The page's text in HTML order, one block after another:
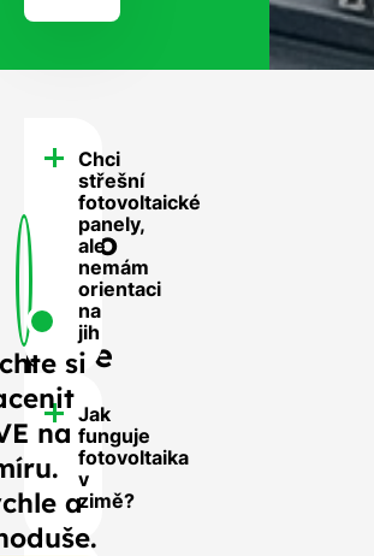
FAQ
-
Často
se
nás
ptáte
Chci
střešní
fotovoltaické
panely,
ale
nemám
orientaci
na
jih
Jak
funguje
fotovoltaika
v
zimě?
si
na
a